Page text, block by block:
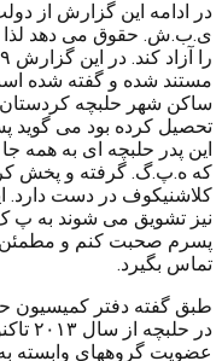
در ادامه این گزارش از
ی.ب.ش. حقوق می دهد لذا
تحصیل کرده بود می
این پدر حلبچه ای به همه
که ه.پ.گ. گرفته و پخش
کلاشنیکوف در دست دارد.
نیز تشویق می شوند به پ
پسرم صحبت کنم و
تماس بگیرد.
طبق گفته دفتر کمیسیون